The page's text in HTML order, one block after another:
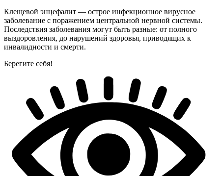
Клещевой энцефалит — острое инфекционное вирусное
заболевание с поражением центральной нервной системы.
Последствия заболевания могут быть разные: от полного
выздоровления, до нарушений здоровья, приводящих к
инвалидности и смерти.
Берегите себя!